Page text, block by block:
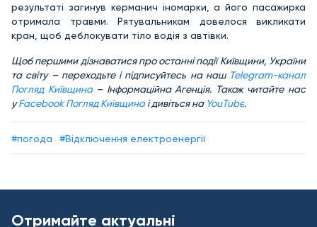
результаті загинув керманич іномарки, а його пасажирка
отримала травми. Рятувальникам довелося викликати
кран, щоб деблокувати тіло водія з автівки.
Щоб першими дізнаватися про останні події Київщини, України
та світу – переходьте і підписуйтесь на наш Telegram-канал
Погляд Київщина– Інформаційна Агенція. Також читайте нас
уFacebook Погляд Київщина і дивіться на YouTube.
#погода #Відключення електроенергії
Отримайте актуальні